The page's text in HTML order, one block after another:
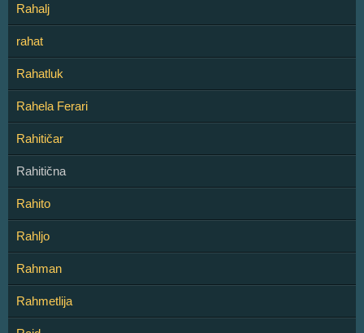
Rahalj
rahat
Rahatluk
Rahela Ferari
Rahitičar
Rahitična
Rahito
Rahljo
Rahman
Rahmetlija